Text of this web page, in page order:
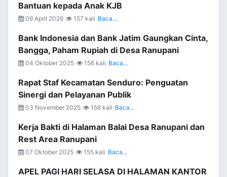
Bantuan kepada Anak KJB
09 April 2026 157 kali Baca...
Bank Indonesia dan Bank Jatim Gaungkan Cinta,
Bangga, Paham Rupiah di Desa Ranupani
04 Oktober 2025 156 kali Baca...
Rapat Staf Kecamatan Senduro: Penguatan
Sinergi dan Pelayanan Publik
03 November 2025 156 kali Baca...
Kerja Bakti di Halaman Balai Desa Ranupani dan
Rest Area Ranupani
07 Oktober 2025 155 kali Baca...
APEL PAGI HARI SELASA DI HALAMAN KANTOR